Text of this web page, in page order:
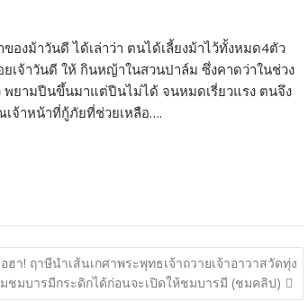
งม้าวันดี ได้เล่าว่า ตนได้เลี้ยงม้าไว้ทั้งหมด4ตัว
เจ้าวันดี ให้ กินหญ้าในสวนปาล์ม ซึ่งคาดว่าในช่วง
พยามปีนขึ้นมาแต่ปีนไม่ได้ จนหมดเรี่ยวแรง ตนจึง
จ้าหน้าที่กู้ภัยที่ช่วยเหลือ….
ฮา! ฤาษีนำเส้นเกศาพระพุทธเจ้าถวายเจ้าอาวาสวัดทุ่ง
ชมบารมีกระดิกได้ก่อนจะเปิดให้ชมบารมี (ชมคลิป)